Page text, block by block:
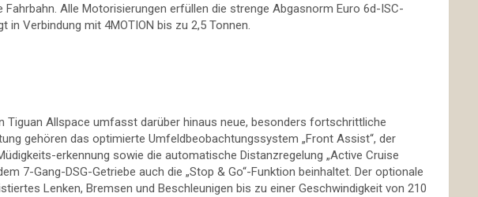
Fahrbahn. Alle Motorisierungen erfüllen die strenge Abgasnorm Euro 6d-ISC-
in Verbindung mit 4MOTION bis zu 2,5 Tonnen.
Tiguan Allspace umfasst darüber hinaus neue, besonders fortschrittliche
gehören das optimierte Umfeldbeobachtungssystem „Front Assist“, der
erkennung sowie die automatische Distanzregelung „Active Cruise
7-Gang-DSG-Getriebe auch die „Stop & Go“-Funktion beinhaltet. Der optionale
Lenken, Bremsen und Beschleunigen bis zu einer Geschwindigkeit von 210